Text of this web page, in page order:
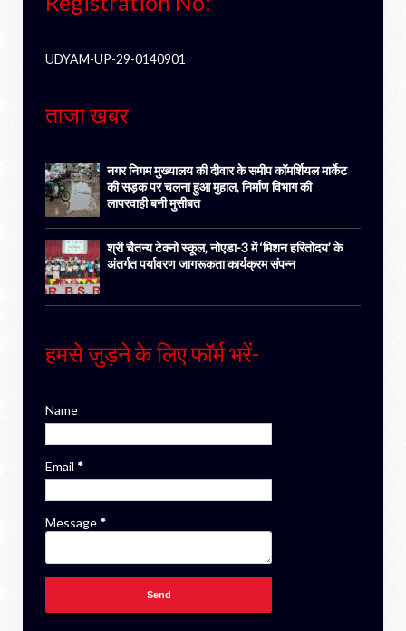
UDYAM-UP-29-0140901
ताजा खबर
नगर निगम मुख्यालय की दीवार के समीप कॉमर्शियल मार्केट
की सड़क पर चलना हुआ मुहाल, निर्माण विभाग की
लापरवाही बनी मुसीबत
श्री चैतन्य टेक्नो स्कूल, नोएडा-3 में ‘मिशन हरितोदय’ के
अंतर्गत पर्यावरण जागरूकता कार्यक्रम संपन्न
हमसे जुड़ने के लिए फॉर्म भरें-
Name
Email *
Message *